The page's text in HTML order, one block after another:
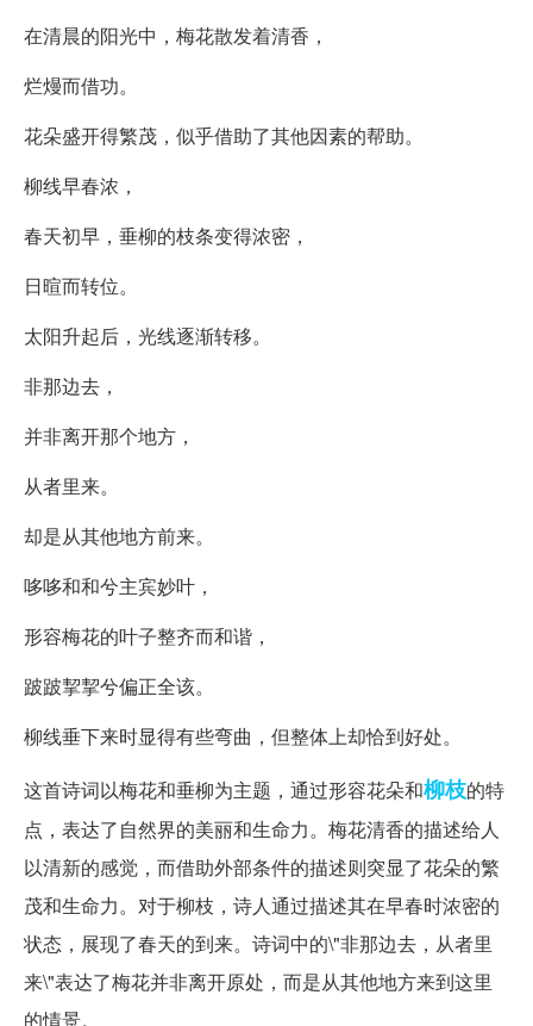
在清晨的阳光中，梅花散发着清香，
烂熳而借功。
花朵盛开得繁茂，似乎借助了其他因素的帮助。
柳线早春浓，
春天初早，垂柳的枝条变得浓密，
日暄而转位。
太阳升起后，光线逐渐转移。
非那边去，
并非离开那个地方，
从者里来。
却是从其他地方前来。
哆哆和和兮主宾妙叶，
形容梅花的叶子整齐而和谐，
跛跛挈挈兮偏正全该。
柳线垂下来时显得有些弯曲，但整体上却恰到好处。
这首诗词以梅花和垂柳为主题，通过形容花朵和柳枝的特
点，表达了自然界的美丽和生命力。梅花清香的描述给人
以清新的感觉，而借助外部条件的描述则突显了花朵的繁
茂和生命力。对于柳枝，诗人通过描述其在早春时浓密的
状态，展现了春天的到来。诗词中的\"非那边去，从者里
来\"表达了梅花并非离开原处，而是从其他地方来到这里
的情景。